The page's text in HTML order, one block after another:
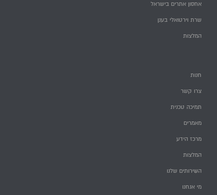
אחסון אתרים בישראל
שרת וירטואלי בענן
המלצות
חנות
צרו קשר
תמיכה טכנית
מאמרים
מרכז הידע
המלצות
השירותים שלנו
מי אנחנו